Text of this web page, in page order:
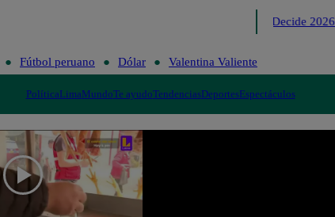
Perú Decide 2026
Fútbol peruano Dólar Valentina Valiente
PolíticaLimaMundoTe ayudoTendenciasDeportesEspectáculos